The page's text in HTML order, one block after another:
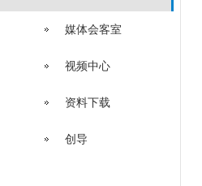
媒体会客室
视频中心
资料下载
创导